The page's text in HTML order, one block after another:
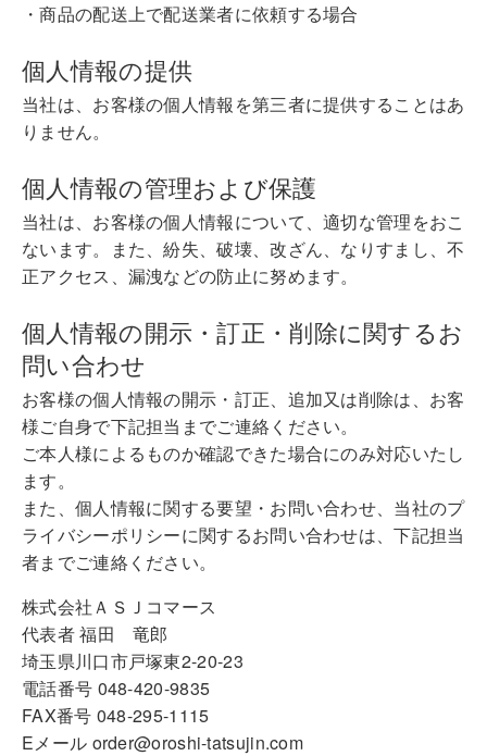
・商品の配送上で配送業者に依頼する場合
個人情報の提供
当社は、お客様の個人情報を第三者に提供することはあ
りません。
個人情報の管理および保護
当社は、お客様の個人情報について、適切な管理をおこ
ないます。また、紛失、破壊、改ざん、なりすまし、不
正アクセス、漏洩などの防止に努めます。
個人情報の開示・訂正・削除に関するお
問い合わせ
お客様の個人情報の開示・訂正、追加又は削除は、お客
様ご自身で下記担当までご連絡ください。
ご本人様によるものか確認できた場合にのみ対応いたし
ます。
また、個人情報に関する要望・お問い合わせ、当社のプ
ライバシーポリシーに関するお問い合わせは、下記担当
者までご連絡ください。
株式会社ＡＳＪコマース
代表者 福田 竜郎
埼玉県川口市戸塚東2-20-23
電話番号 048-420-9835
FAX番号 048-295-1115
Eメール order@oroshi-tatsujin.com